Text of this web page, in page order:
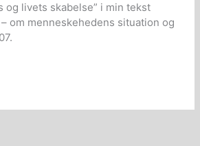
og livets skabelse” i min tekst
om menneskehedens situation og